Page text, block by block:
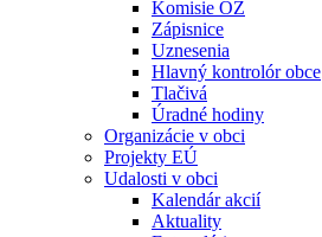
Komisie OZ
Zápisnice
Uznesenia
Hlavný kontrolór obce
Tlačivá
Úradné hodiny
Organizácie v obci
Projekty EÚ
Udalosti v obci
Kalendár akcií
Aktuality